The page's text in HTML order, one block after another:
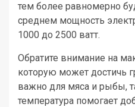
тем более равномерно
среднем мощность
1000 до 2500 ватт.
Обратите внимание на
которую может достичь
важно для мяса и рыбы,
температура помогает